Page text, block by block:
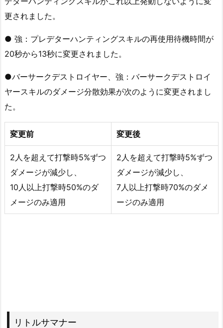
更されました。
● 強：プレデターハンティングスキルの再使用待機時間が
20秒から13秒に変更されました。
●バーサークデストロイヤー、強：バーサークデストロイ
ヤースキルのダメージ分散効果が次のように変更されまし
た。
変更前 変更後
2人を超えて打撃時5%ずつ
ダメージが減少し、
10人以上打撃時50%のダ
メージのみ適用
2人を超えて打撃時5%ずつ
ダメージが減少し、
7人以上打撃時70%のダメ
ージのみ適用
リトルサマナー